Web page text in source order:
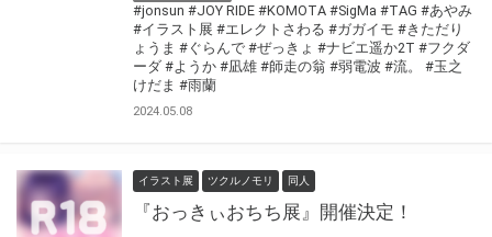
#jonsun #JOY RIDE #KOMOTA #SigMa #TAG #あやみ
#イラスト展 #エレクトさわる #ガガイモ #きただり
ょうま #ぐらんで #ぜっきょ #ナビエ遥か2T #フクダ
ーダ #ようか #凪雄 #師走の翁 #弱電波 #流。
#玉之
けだま #雨蘭
2024.05.08
イラスト展 ツクルノモリ 同人
『おっきぃおちち展』開催決定！